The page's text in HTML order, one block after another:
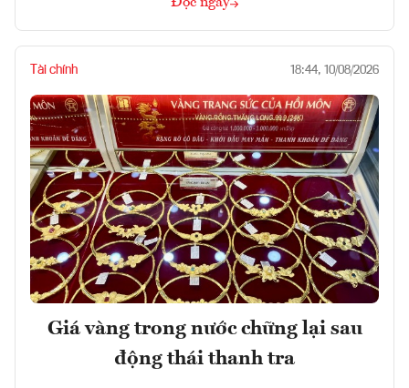
Đọc ngay
Tài chính 18:44, 10/08/2026
Giá vàng trong nước chững lại sau
động thái thanh tra